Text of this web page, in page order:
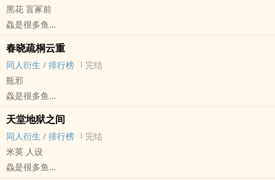
黑花 盲冢前
鱻是很多鱼
盗笔[盗墓笔记] - 黑花[黑眼镜/解语花] 同人衍生 - 小说同人
BL - 短篇 - 完结
春晓疏桐云重
同人衍生 / 排行榜
完结
瓶邪
鱻是很多鱼
盗笔[盗墓笔记] - 瓶邪[张起灵/吴邪] 同人衍生 - 小说同人
BL - 短篇 - 完结
天堂地狱之间
同人衍生 / 排行榜
完结
米英 人设
鱻是很多鱼